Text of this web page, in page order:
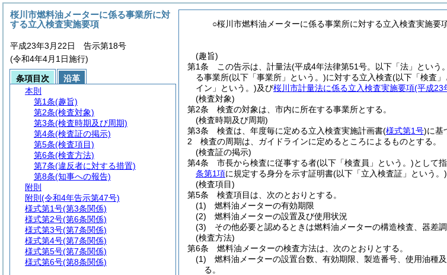
○桜川市燃料油メーターに係る事業所に対する立入検査実施要
(趣旨)
第1条
この告示は、計量法(平成4年法律第51号。以下「法」という
る事業所(以下「事業所」という。)に対する立入検査(以下「検査
イン」という。)及び桜川市計量法に係る立入検査実施要項(平成23
(検査対象)
第2条
検査の対象は、市内に所在する事業所とする。
(検査時期及び周期)
第3条
検査は、年度毎に定める立入検査実施計画書(様式第1号)に基
2
検査の周期は、ガイドラインに定めるところによるものとする。
(検査証の掲示)
第4条
市長から検査に従事する者(以下「検査員」という。)として
条第1項に規定する身分を示す証明書(以下「立入検査証」という。)
(検査項目)
第5条
検査項目は、次のとおりとする。
(1)
燃料油メーターの有効期限
(2)
燃料油メーターの設置及び使用状況
(3)
その他必要と認めるときは燃料油メーターの構造検査、器差
(検査方法)
第6条
燃料油メーターの検査方法は、次のとおりとする。
(1)
燃料油メーターの設置台数、有効期限、製造番号、使用油種
る。
桜川市燃料油メーターに係る事業所に対
する立入検査実施要項
平成23年3月22日 告示第18号
(令和4年4月1日施行)
条項目次
沿革
本則
第1条(趣旨)
第2条(検査対象)
第3条(検査時期及び周期)
第4条(検査証の掲示)
第5条(検査項目)
第6条(検査方法)
第7条(違反者に対する措置)
第8条(知事への報告)
附則
附則 (令和4年告示第47号)
様式第1号(第3条関係)
様式第2号(第6条関係)
様式第3号(第7条関係)
様式第4号(第7条関係)
様式第5号(第7条関係)
様式第6号(第8条関係)